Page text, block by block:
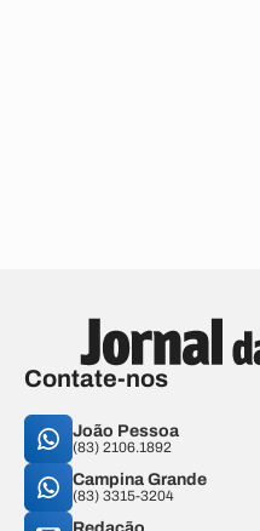
Contate-nos
João Pessoa
(83) 2106.1892
Campina Grande
(83) 3315-3204